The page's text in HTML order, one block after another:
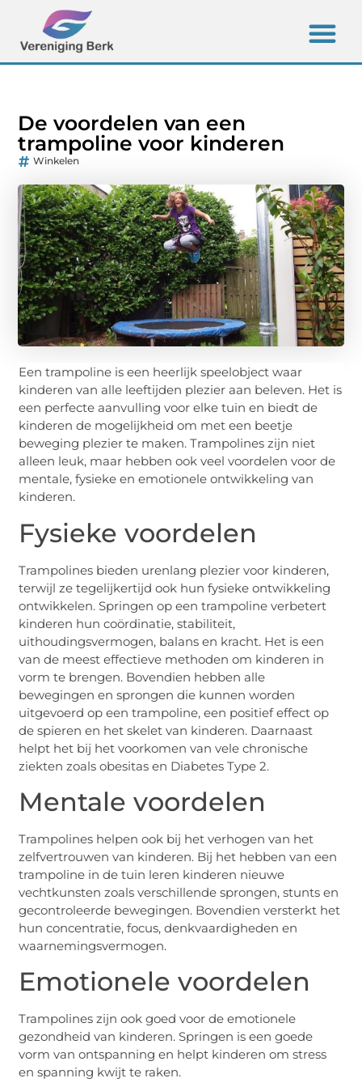
De voordelen van een
trampoline voor kinderen
Winkelen
Een trampoline is een heerlijk speelobject waar
kinderen van alle leeftijden plezier aan beleven. Het is
een perfecte aanvulling voor elke tuin en biedt de
kinderen de mogelijkheid om met een beetje
beweging plezier te maken. Trampolines zijn niet
alleen leuk, maar hebben ook veel voordelen voor de
mentale, fysieke en emotionele ontwikkeling van
kinderen.
Fysieke voordelen
Trampolines bieden urenlang plezier voor kinderen,
terwijl ze tegelijkertijd ook hun fysieke ontwikkeling
ontwikkelen. Springen op een trampoline verbetert
kinderen hun coördinatie, stabiliteit,
uithoudingsvermogen, balans en kracht. Het is een
van de meest effectieve methoden om kinderen in
vorm te brengen. Bovendien hebben alle
bewegingen en sprongen die kunnen worden
uitgevoerd op een trampoline, een positief effect op
de spieren en het skelet van kinderen. Daarnaast
helpt het bij het voorkomen van vele chronische
ziekten zoals obesitas en Diabetes Type 2.
Mentale voordelen
Trampolines helpen ook bij het verhogen van het
zelfvertrouwen van kinderen. Bij het hebben van een
trampoline in de tuin leren kinderen nieuwe
vechtkunsten zoals verschillende sprongen, stunts en
gecontroleerde bewegingen. Bovendien versterkt het
hun concentratie, focus, denkvaardigheden en
waarnemingsvermogen.
Emotionele voordelen
Trampolines zijn ook goed voor de emotionele
gezondheid van kinderen. Springen is een goede
vorm van ontspanning en helpt kinderen om stress
en spanning kwijt te raken.